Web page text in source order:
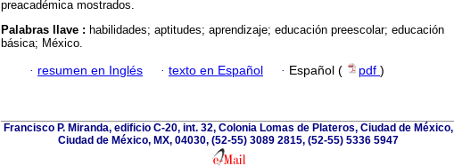
preacadémica mostrados.
Palabras llave : habilidades; aptitudes; aprendizaje; educación preescolar; educación
básica; México.
· resumen en Inglés · texto en Español · Español ( pdf )
Francisco P. Miranda, edificio C-20, int. 32, Colonia Lomas de Plateros, Ciudad de México,
Ciudad de México, MX, 04030, (52-55) 3089 2815, (52-55) 5336 5947